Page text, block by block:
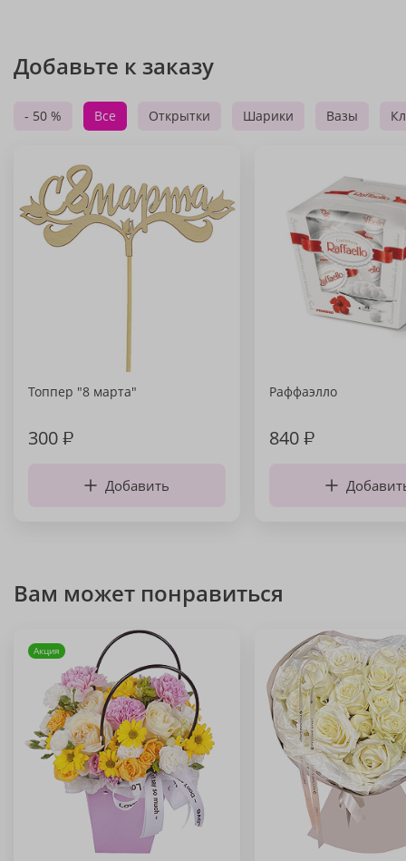
Добавьте к заказу
- 50 % Все Открытки Шарики Вазы
Топпер "8 марта"
300₽
Добавить
Раффаэлло
840₽
Вам может понравиться
Акция